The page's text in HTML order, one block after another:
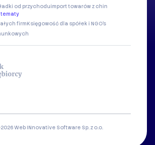
od przychoduimport towarów z chin
tematy
firmKsięgowość dla spółek i NGO's
Web INnovative Software Sp. z o.o.